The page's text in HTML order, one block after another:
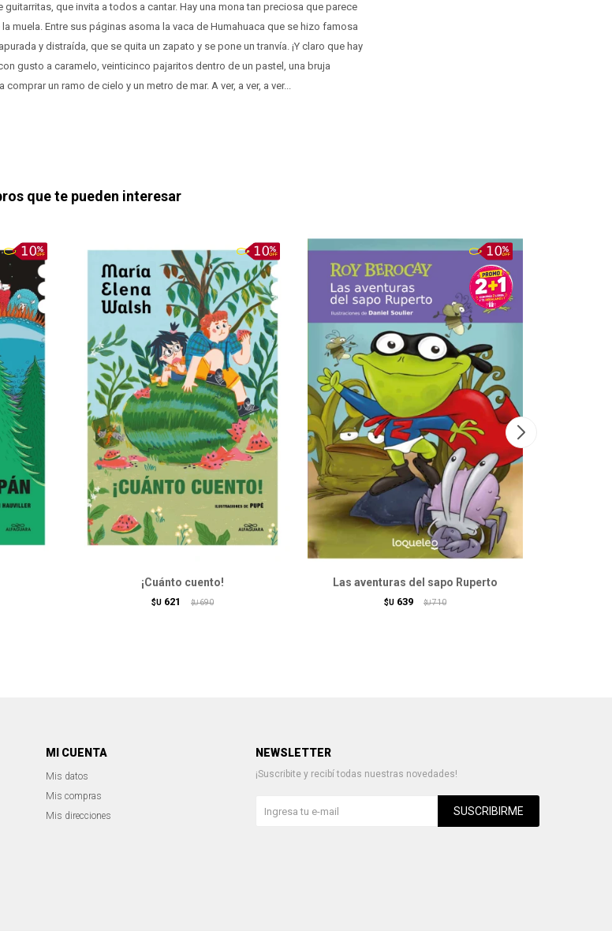
que invita a todos a cantar. Hay una mona tan preciosa que parece
muela. Entre sus páginas asoma la vaca de Humahuaca que se hizo famosa
y distraída, que se quita un zapato y se pone un tranvía. ¡Y claro que hay
gusto a caramelo, veinticinco pajaritos dentro de un pastel, una bruja
un ramo de cielo y un metro de mar. A ver, a ver, a ver...
que te pueden interesar
¡Cuánto cuento!
$U 621 $U 690
Las aventuras del sapo Ruperto
$U 639 $U 710
MI CUENTA
Mis datos
Mis compras
Mis direcciones
NEWSLETTER
¡Suscribite y recibí todas nuestras novedades!
SUSCRIBIRME